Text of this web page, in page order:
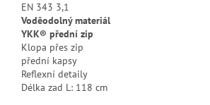
EN 343 3,1
Voděodolný materiál
YKK® přední zip
Klopa přes zip
přední kapsy
Reflexní detaily
Délka zad L: 118 cm